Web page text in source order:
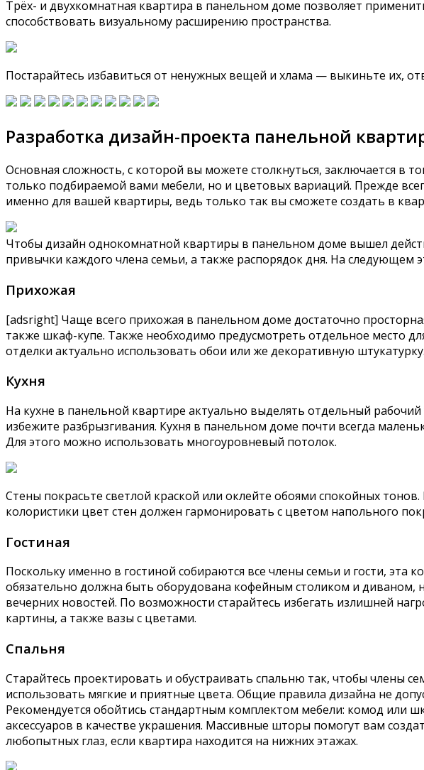
Трёх- и двухкомнатная квартира в панельном доме позволяет
способствовать визуальному расширению пространства.
Постарайтесь избавиться от ненужных вещей и хлама — выкиньте их,
Разработка дизайн-проекта панельной
Основная сложность, с которой вы можете столкнуться, заключается в
только подбираемой вами мебели, но и цветовых вариаций. Прежде
именно для вашей квартиры, ведь только так вы сможете создать в
Чтобы дизайн однокомнатной квартиры в панельном доме вышел
привычки каждого члена семьи, а также распорядок дня. На следующем
Прихожая
[adsright] Чаще всего прихожая в панельном доме достаточно
также шкаф-купе. Также необходимо предусмотреть отдельное место
отделки актуально использовать обои или же декоративную штукатурку.
Кухня
На кухне в панельной квартире актуально выделять отдельный
избежите разбрызгивания. Кухня в панельном доме почти всегда
Для этого можно использовать многоуровневый потолок.
Стены покрасьте светлой краской или оклейте обоями спокойных
колористики цвет стен должен гармонировать с цветом напольного
Гостиная
Поскольку именно в гостиной собираются все члены семьи и гости,
обязательно должна быть оборудована кофейным столиком и диваном,
вечерних новостей. По возможности старайтесь избегать излишней
картины, а также вазы с цветами.
Спальня
Старайтесь проектировать и обустраивать спальню так, чтобы члены
использовать мягкие и приятные цвета. Общие правила дизайна не
Рекомендуется обойтись стандартным комплектом мебели: комод или
аксессуаров в качестве украшения. Массивные шторы помогут вам
любопытных глаз, если квартира находится на нижних этажах.